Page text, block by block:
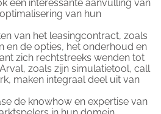
een interessante aanvulling van
van hun
van het leasingcontract, zoals
en de opties, het onderhoud en
zich rechtstreeks wenden tot
zoals zijn simulatietool, call
maken integraal deel uit van
de knowhow en expertise van